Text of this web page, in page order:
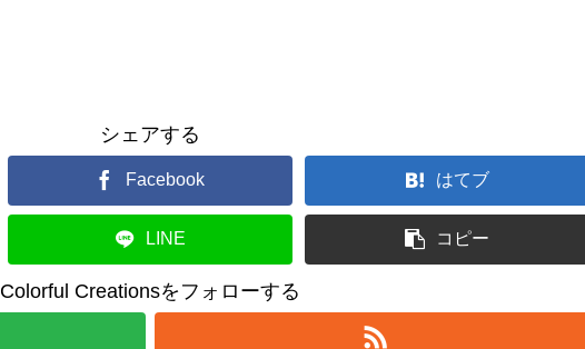
シェアする
Facebook はてブ
LINE コピー
Colorful Creationsをフォローする